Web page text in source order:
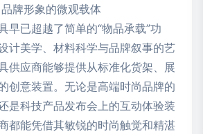
牌形象的微观载体
早已超越了简单的“物品承载”功
计美学、材料科学与品牌叙事的艺
供应商能够提供从标准化货架、展
创意装置。无论是高端时尚品牌的
是科技产品发布会上的互动体验装
都能凭借其敏锐的时尚触觉和精湛